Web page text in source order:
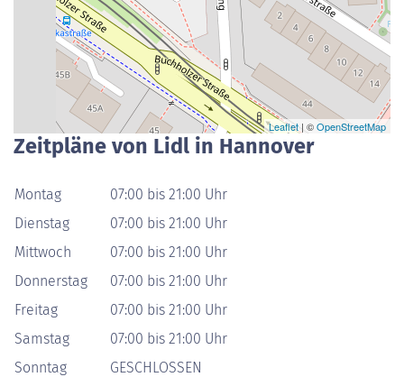
Leaflet| ©OpenStreetMap
Zeitpläne von Lidl in Hannover
Montag
07:00 bis 21:00 Uhr
Dienstag
07:00 bis 21:00 Uhr
Mittwoch
07:00 bis 21:00 Uhr
Donnerstag
07:00 bis 21:00 Uhr
Freitag
07:00 bis 21:00 Uhr
Samstag
07:00 bis 21:00 Uhr
Sonntag
GESCHLOSSEN